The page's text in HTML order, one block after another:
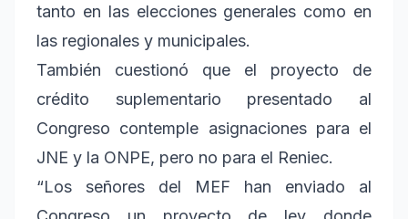
tanto en las elecciones generales como en
las regionales y municipales.
También cuestionó que el proyecto de
crédito suplementario presentado al
Congreso contemple asignaciones para el
JNE y la ONPE, pero no para el Reniec.
“Los señores del MEF han enviado al